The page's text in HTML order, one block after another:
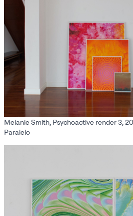
Melanie Smith, Psychoactive render 3,
Paralelo